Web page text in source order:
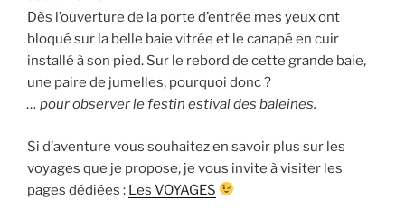
Dès l’ouverture de la porte d’entrée mes yeux ont
bloqué sur la belle baie vitrée et le canapé en cuir
installé à son pied. Sur le rebord de cette grande baie,
une paire de jumelles, pourquoi donc ?
… pour observer le festin estival des baleines.
Si d’aventure vous souhaitez en savoir plus sur les
voyages que je propose, je vous invite à visiter les
pages dédiées : Les VOYAGES